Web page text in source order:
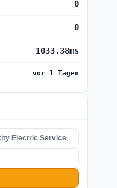
0
0
1033.38ms
vor 1 Tagen
Electric Service